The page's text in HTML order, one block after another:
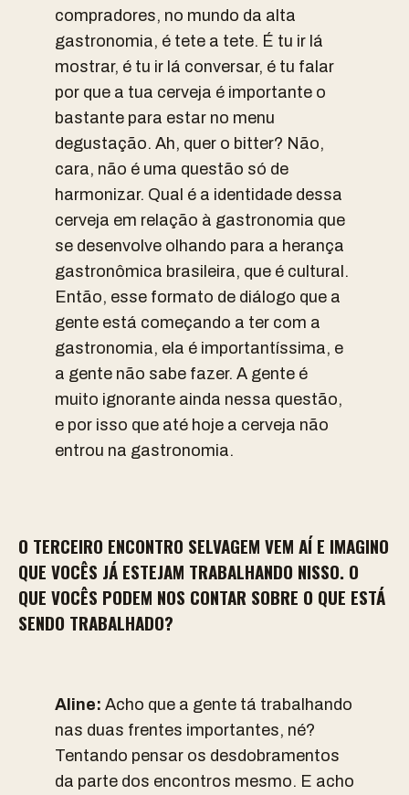
compradores, no mundo da alta
gastronomia, é tete a tete. É tu ir lá
mostrar, é tu ir lá conversar, é tu falar
por que a tua cerveja é importante o
bastante para estar no menu
degustação. Ah, quer o bitter? Não,
cara, não é uma questão só de
harmonizar. Qual é a identidade dessa
cerveja em relação à gastronomia que
se desenvolve olhando para a herança
gastronômica brasileira, que é cultural.
Então, esse formato de diálogo que a
gente está começando a ter com a
gastronomia, ela é importantíssima, e
a gente não sabe fazer. A gente é
muito ignorante ainda nessa questão,
e por isso que até hoje a cerveja não
entrou na gastronomia.
O TERCEIRO ENCONTRO SELVAGEM VEM AÍ E IMAGINO
QUE VOCÊS JÁ ESTEJAM TRABALHANDO NISSO. O
QUE VOCÊS PODEM NOS CONTAR SOBRE O QUE ESTÁ
SENDO TRABALHADO?
Aline: Acho que a gente tá trabalhando
nas duas frentes importantes, né?
Tentando pensar os desdobramentos
da parte dos encontros mesmo. E acho